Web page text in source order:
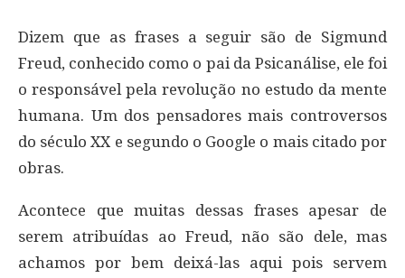
Dizem que as frases a seguir são de Sigmund
Freud, conhecido como o pai da Psicanálise, ele foi
o responsável pela revolução no estudo da mente
humana. Um dos pensadores mais controversos
do século XX e segundo o Google o mais citado por
obras.
Acontece que muitas dessas frases apesar de
serem atribuídas ao Freud, não são dele, mas
achamos por bem deixá-las aqui pois servem